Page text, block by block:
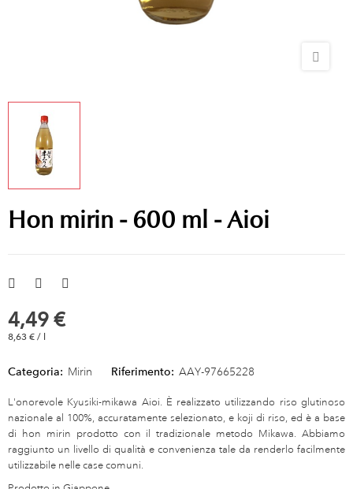
Hon mirin - 600 ml - Aioi
4,49 €
8,63 € / l
Categoria: Mirin Riferimento: AAY-97665228
L'onorevole Kyusiki-mikawa Aioi. È realizzato utilizzando riso glutinoso
nazionale al 100%, accuratamente selezionato, e koji di riso, ed è a base
di hon mirin prodotto con il tradizionale metodo Mikawa. Abbiamo
raggiunto un livello di qualità e convenienza tale da renderlo facilmente
utilizzabile nelle case comuni.